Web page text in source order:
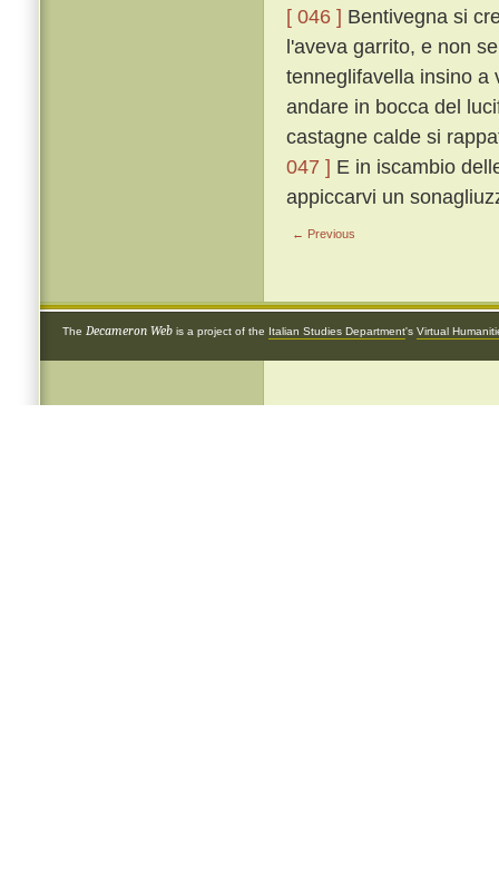
[ 046 ] Bentivegna si
l'aveva garrito, e non
tenneglifavella insino a
andare in bocca del
castagne calde si
047 ] E in iscambio
appiccarvi un
← Previous
The Decameron Web is a project of the Italian Studies Department's Virtual